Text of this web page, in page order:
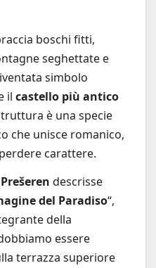
boschi fitti,
seghettate e
simbolo
il castello più antico
è una specie
che unisce romanico,
carattere.
descrisse
del Paradiso“,
della
essere
terrazza superiore